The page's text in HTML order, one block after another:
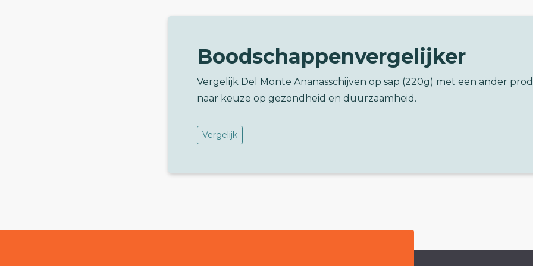
Boodschappenvergelijker
Vergelijk Del Monte Ananasschijven op sap (220g) met een ander
naar keuze op gezondheid en duurzaamheid.
Vergelijk